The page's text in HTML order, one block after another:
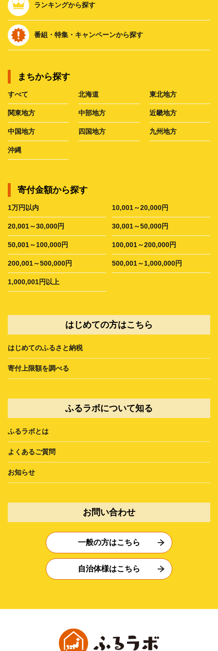
ランキングから探す
番組・特集・キャンペーンから探す
まちから探す
すべて 北海道 東北地方
関東地方 中部地方 近畿地方
中国地方 四国地方 九州地方
沖縄
寄付金額から探す
1万円以内 10,001～20,000円
20,001～30,000円 30,001～50,000円
50,001～100,000円 100,001～200,000円
200,001～500,000円 500,001～1,000,000円
1,000,001円以上
はじめての方はこちら
はじめてのふるさと納税
寄付上限額を調べる
ふるラボについて知る
ふるラボとは
よくあるご質問
お知らせ
お問い合わせ
一般の方はこちら
自治体様はこちら